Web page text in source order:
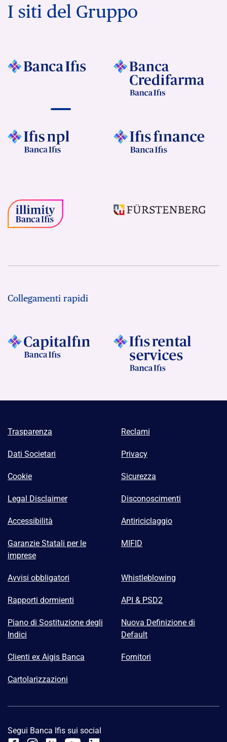
I siti del Gruppo
Collegamenti rapidi
Trasparenza Reclami
Dati Societari Privacy
Cookie Sicurezza
Legal Disclaimer Disconoscimenti
Accessibilità Antiriciclaggio
Garanzie Statali per le
imprese
MIFID
Avvisi obbligatori Whistleblowing
Rapporti dormienti API & PSD2
Piano di Sostituzione degli
Indici
Nuova Definizione di
Default
Clienti ex Aigis Banca Fornitori
Cartolarizzazioni
Segui Banca Ifis sui social